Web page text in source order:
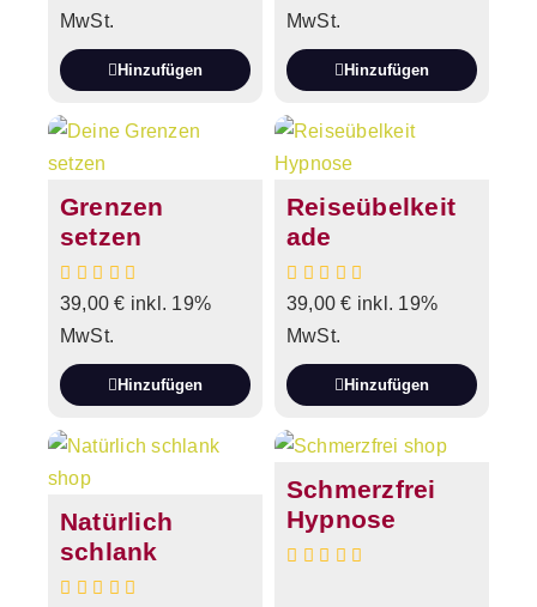
MwSt.
Hinzufügen
MwSt.
Hinzufügen
Grenzen
setzen
39,00€ inkl. 19%
MwSt.
Hinzufügen
Reiseübelkeit
ade
39,00€ inkl. 19%
MwSt.
Hinzufügen
Natürlich
schlank
Schmerzfrei
Hypnose